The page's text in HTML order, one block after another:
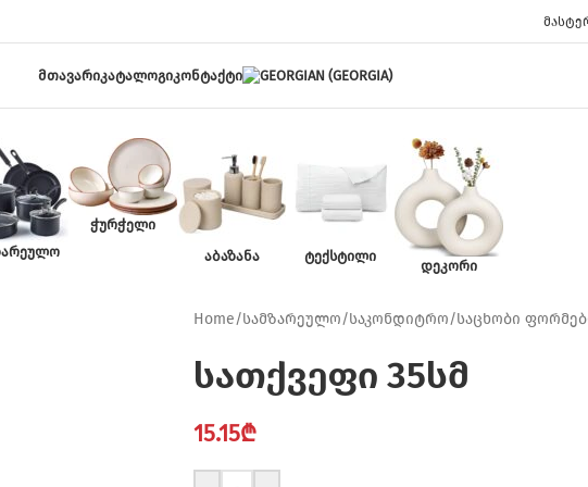
ᲛᲗᲐᲕᲐᲠᲘᲙᲐᲢᲐᲚᲝᲒᲘᲙᲝᲜᲢᲐᲥᲢᲘ
ᲭᲣᲠᲭᲔᲚᲘ
ᲐᲑᲐᲖᲐᲜᲐ
ᲢᲔᲥᲡᲢᲘᲚᲘ
ᲓᲔᲙᲝᲠᲘ
Home/სამზარეულო/საკონდიტრო/საცხობი
სათქვეფი 35სმ
15.15₾